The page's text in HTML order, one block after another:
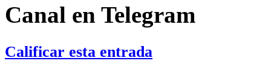
Canal en Telegram
Calificar esta entrada